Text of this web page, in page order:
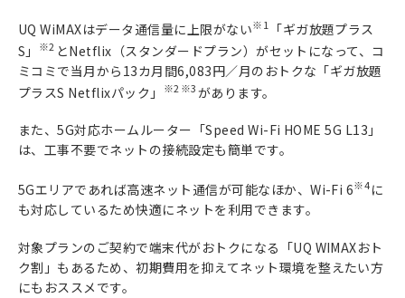
UQ WiMAXはデータ通信量に上限がない※1
「ギガ放題プラス
S」
※2 とNetflix（スタンダードプラン）がセットになって、コ
ミコミで当月から13カ月間6,083円／月のおトクな「ギガ放題
プラスS Netflixパック」
※2 ※3があります。
また、5G対応ホームルーター「Speed Wi-Fi HOME 5G L13」
は、工事不要でネットの接続設定も簡単です。
5Gエリアであれば高速ネット通信が可能なほか、Wi-Fi 6※4に
も対応しているため快適にネットを利用できます。
対象プランのご契約で端末代がおトクになる「UQ WIMAXおト
ク割」もあるため、初期費用を抑えてネット環境を整えたい方
にもおススメです。